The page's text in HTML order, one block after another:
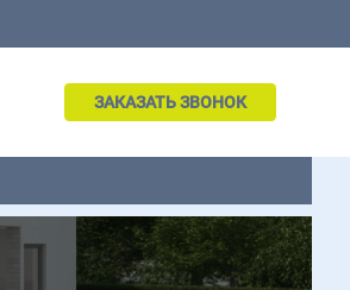
ЗАКАЗАТЬ ЗВОНОК